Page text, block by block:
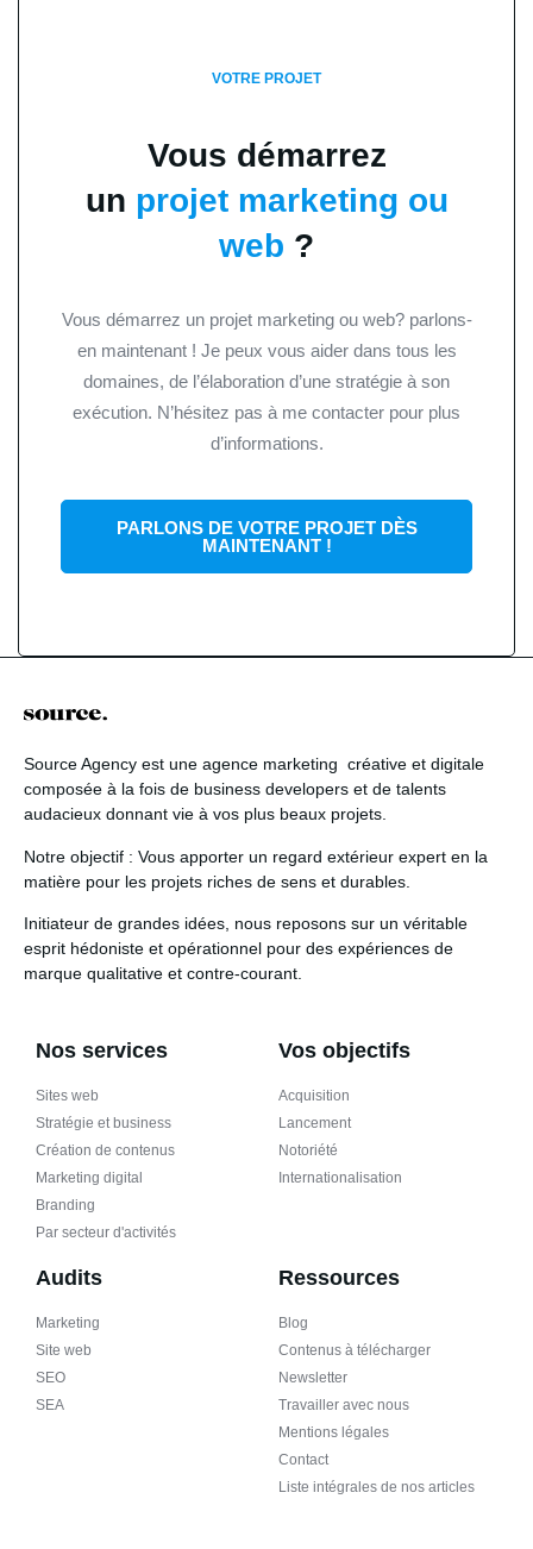
VOTRE PROJET
Vous démarrez
un projet marketing ou
web ?
Vous démarrez un projet marketing ou web? parlons-
en maintenant ! Je peux vous aider dans tous les
domaines, de l’élaboration d’une stratégie à son
exécution. N’hésitez pas à me contacter pour plus
d’informations.
PARLONS DE VOTRE PROJET DÈS
MAINTENANT !
Source Agency est une agence marketing créative et digitale
composée à la fois de business developers et de talents
audacieux donnant vie à vos plus beaux projets.
Notre objectif : Vous apporter un regard extérieur expert en la
matière pour les projets riches de sens et durables.
Initiateur de grandes idées , nous reposons sur un véritable
esprit hédoniste et opérationnel pour des expériences de
marque qualitative et contre-courant.
Nos services
Sites web
Stratégie et business
Création de contenus
Marketing digital
Branding
Par secteur d'activités
Vos objectifs
Acquisition
Lancement
Notoriété
Internationalisation
Audits
Marketing
Site web
SEO
SEA
Ressources
Blog
Contenus à télécharger
Newsletter
Travailler avec nous
Mentions légales
Contact
Liste intégrales de nos articles